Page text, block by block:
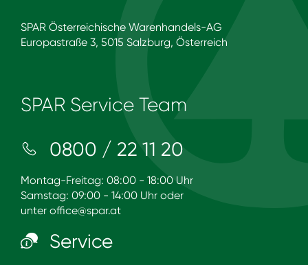
SPAR Österreichische Warenhandels-AG
Europastraße 3, 5015 Salzburg, Österreich
SPAR Service Team
0800 / 22 11 20
Montag-Freitag: 08:00 - 18:00 Uhr
Samstag: 09:00 - 14:00 Uhr oder
unter office@spar.at
Service